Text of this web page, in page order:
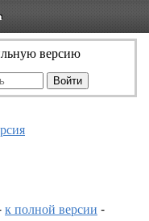
версию
к полной версии -